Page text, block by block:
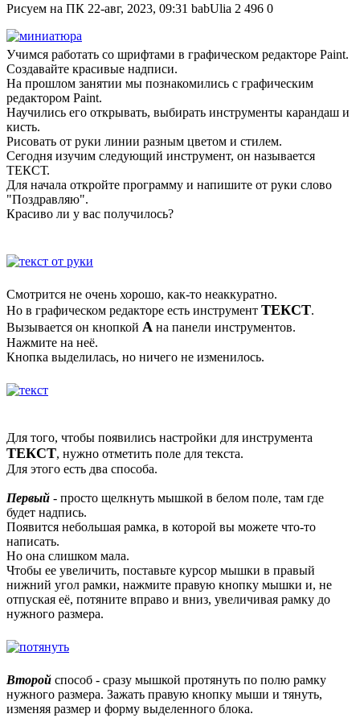
Рисуем на ПК 22-авг, 2023, 09:31 babUlia 2 496 0
Учимся работать со шрифтами в графическом редакторе Paint.
Создавайте красивые надписи.
На прошлом занятии мы познакомились с графическим
редактором Paint.
Научились его открывать, выбирать инструменты карандаш и
кисть.
Рисовать от руки линии разным цветом и стилем.
Сегодня изучим следующий инструмент, он называется
ТЕКСТ.
Для начала откройте программу и напишите от руки слово
"Поздравляю".
Красиво ли у вас получилось?
Смотрится не очень хорошо, как-то неаккуратно.
Но в графическом редакторе есть инструмент ТЕКСТ.
Вызывается он кнопкой А на панели инструментов.
Нажмите на неё.
Кнопка выделилась, но ничего не изменилось.
Для того, чтобы появились настройки для инструмента
ТЕКСТ, нужно отметить поле для текста.
Для этого есть два способа.
Первый - просто щелкнуть мышкой в белом поле, там где
будет надпись.
Появится небольшая рамка, в которой вы можете что-то
написать.
Но она слишком мала.
Чтобы ее увеличить, поставьте курсор мышки в правый
нижний угол рамки, нажмите правую кнопку мышки и, не
отпуская её, потяните вправо и вниз, увеличивая рамку до
нужного размера.
Второй способ - сразу мышкой протянуть по полю рамку
нужного размера. Зажать правую кнопку мыши и тянуть,
изменяя размер и форму выделенного блока.